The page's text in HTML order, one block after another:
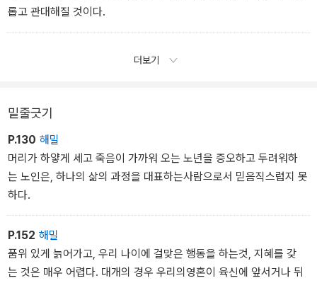
롭고 관대해질 것이다.
더보기
밑줄긋기
P.130 해밀
머리가 하얗게 세고 죽음이 가까워 오는 노년을 증오하고 두려워하
는 노인은, 하나의 삶의 과정을 대표하는사람으로서 믿음직스럽지 못
하다.
P.152 해밀
품위 있게 늙어가고, 우리 나이에 걸맞은 행동을 하는것, 지혜를 갖
는 것은 매우 어렵다. 대개의 경우 우리의영혼이 육신에 앞서거나 뒤